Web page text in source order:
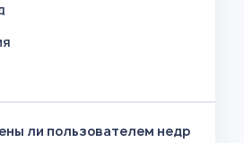
ли пользователем недр